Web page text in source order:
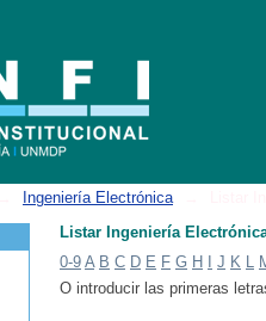
Ingeniería Electrónica
Listar Ingeniería
0-9 A B C D E F G H J K L
O introducir las primeras